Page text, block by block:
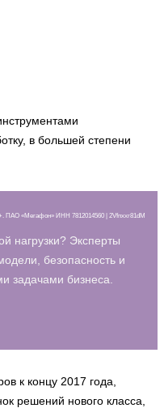
в большей степени
ПАО «Мегафон» ИНН 7812014560 | 2Vfnxxr81dM
нагрузки? Эксперты
безопасность и
задачами бизнеса.
к концу 2017 года,
решений нового класса,